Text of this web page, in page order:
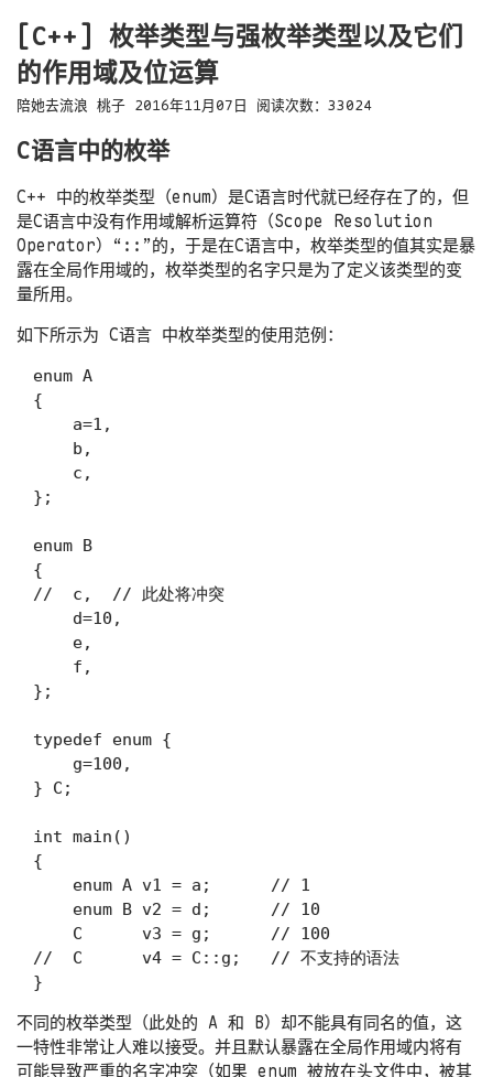
[C++] 枚举类型与强枚举类型以及它们
的作用域及位运算
陪她去流浪 桃子 2016年11月07日 阅读次数： 33024
C语言中的枚举
C++ 中的枚举类型（enum）是C语言时代就已经存在了的，但
是C语言中没有作用域解析运算符（Scope Resolution
Operator）“ :: ”的，于是在C语言中，枚举类型的值其实是暴
露在全局作用域的，枚举类型的名字只是为了定义该类型的变
量所用。
如下所示为 C语言 中枚举类型的使用范例：
enum A
{
    a=1,
    b,
    c,
};
enum B
{
//  c,  // 此处将冲突
    d=10,
    e,
    f,
};
typedef enum {
    g=100,
} C;
int main()
{
    enum A v1 = a;      // 1
    enum B v2 = d;      // 10
    C      v3 = g;      // 100
//  C      v4 = C::g;   // 不支持的语法
不同的枚举类型（此处的 A 和 B）却不能具有同名的值，这
一特性非常让人难以接受。并且默认暴露在全局作用域内将有
可能导致严重的名字冲突（如果 enum 被放在头文件中，被其